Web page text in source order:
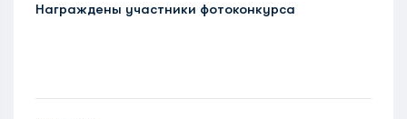
Награждены участники фотоконкурса